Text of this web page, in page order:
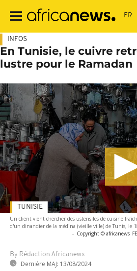
contenu
INFOS
En Tunisie, le cuivre
lustre pour le Ramadan
Un client vient chercher des ustensiles de cuisine
d'un dinandier de la médina (vieille ville) de Tunis, le
- Copyright © africanews
By Rédaction Africanews
Dernière MAJ: 13/08/2024
TUNISIE